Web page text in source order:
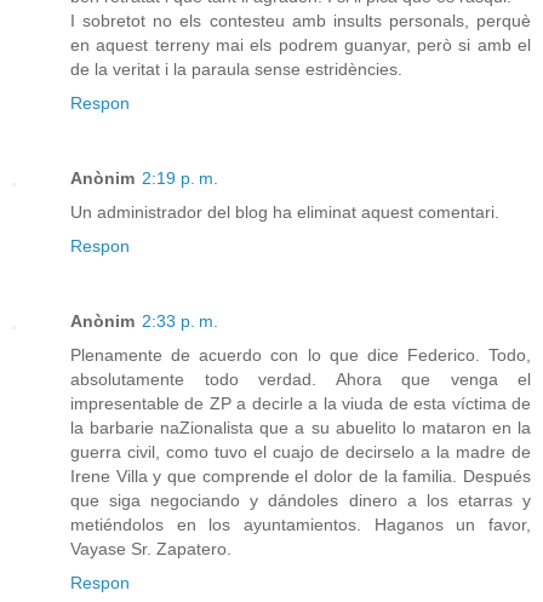
I sobretot no els contesteu amb insults personals, perquè
en aquest terreny mai els podrem guanyar, però si amb el
de la veritat i la paraula sense estridències.
Respon
Anònim 2:19 p. m.
Un administrador del blog ha eliminat aquest comentari.
Respon
Anònim 2:33 p. m.
Plenamente de acuerdo con lo que dice Federico. Todo,
absolutamente todo verdad. Ahora que venga el
impresentable de ZP a decirle a la viuda de esta víctima de
la barbarie naZionalista que a su abuelito lo mataron en la
guerra civil, como tuvo el cuajo de decirselo a la madre de
Irene Villa y que comprende el dolor de la familia. Después
que siga negociando y dándoles dinero a los etarras y
metiéndolos en los ayuntamientos. Haganos un favor,
Vayase Sr. Zapatero.
Respon